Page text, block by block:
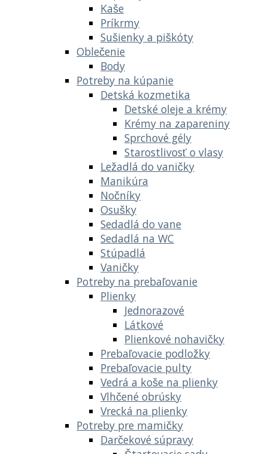
Kaše
Príkrmy
Sušienky a piškóty
Oblečenie
Body
Potreby na kúpanie
Detská kozmetika
Detské oleje a krémy
Krémy na zapareniny
Sprchové gély
Starostlivosť o vlasy
Ležadlá do vaničky
Manikúra
Nočníky
Osušky
Sedadlá do vane
Sedadlá na WC
Stúpadlá
Vaničky
Potreby na prebaľovanie
Plienky
Jednorazové
Látkové
Plienkové nohavičky
Prebaľovacie podložky
Prebaľovacie pulty
Vedrá a koše na plienky
Vlhčené obrúsky
Vrecká na plienky
Potreby pre mamičky
Darčekové súpravy